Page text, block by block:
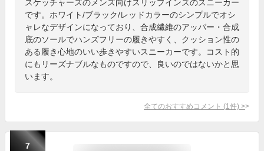
スケッチャーズのメンズ向けスリップインズのスニーカー
です。ホワイト/ブラック/レッドカラーのシンプルでオシ
ャレなデザインになっており、合成繊維のアッパー・合成
底のソールでハンズフリーの履きやすく、クッション性の
ある履き心地のいい歩きやすいスニーカーです。コスト的
にもリーズナブルなものですので、良いのではないかと思
います。
全てのおすすめコメント (1 件) >
7